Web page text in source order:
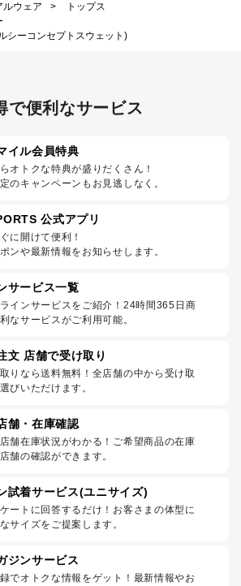
ルウェア >
トップス
ーコンセプトスウェット)
で便利なサービス
イル会員特典
オトクな特典が盛りだくさん！
のキャンペーンもお見逃しなく。
公式アプリ
に開けて便利！
ンや最新情報をお知らせします。
サービス一覧
インサービスをご紹介！24時間365日商
なサービスがご利用可能。
文 店舗で受け取り
りなら送料無料！全店舗の中から受け取
びいただけます。
舗・在庫確認
舗在庫状況がわかる！ご希望商品の在庫
舗の確認ができます。
試着サービス(ユニサイズ)
ートに回答するだけ！お客さまの体型に
サイズをご提案します。
ジンサービス
でオトクな情報をゲット！最新情報やお